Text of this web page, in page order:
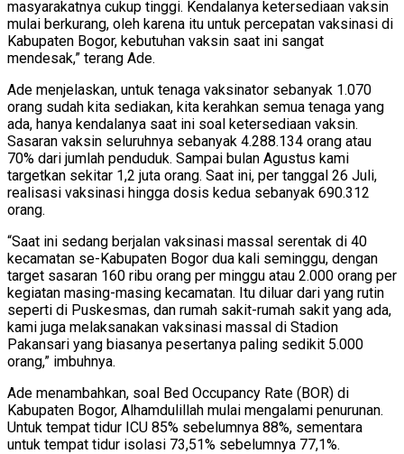
masyarakatnya cukup tinggi. Kendalanya ketersediaan vaksin
mulai berkurang, oleh karena itu untuk percepatan vaksinasi di
Kabupaten Bogor, kebutuhan vaksin saat ini sangat
mendesak,” terang Ade.
Ade menjelaskan, untuk tenaga vaksinator sebanyak 1.070
orang sudah kita sediakan, kita kerahkan semua tenaga yang
ada, hanya kendalanya saat ini soal ketersediaan vaksin.
Sasaran vaksin seluruhnya sebanyak 4.288.134 orang atau
70% dari jumlah penduduk. Sampai bulan Agustus kami
targetkan sekitar 1,2 juta orang. Saat ini, per tanggal 26 Juli,
realisasi vaksinasi hingga dosis kedua sebanyak 690.312
orang.
“Saat ini sedang berjalan vaksinasi massal serentak di 40
kecamatan se-Kabupaten Bogor dua kali seminggu, dengan
target sasaran 160 ribu orang per minggu atau 2.000 orang per
kegiatan masing-masing kecamatan. Itu diluar dari yang rutin
seperti di Puskesmas, dan rumah sakit-rumah sakit yang ada,
kami juga melaksanakan vaksinasi massal di Stadion
Pakansari yang biasanya pesertanya paling sedikit 5.000
orang,” imbuhnya.
Ade menambahkan, soal Bed Occupancy Rate (BOR) di
Kabupaten Bogor, Alhamdulillah mulai mengalami penurunan.
Untuk tempat tidur ICU 85% sebelumnya 88%, sementara
untuk tempat tidur isolasi 73,51% sebelumnya 77,1%.